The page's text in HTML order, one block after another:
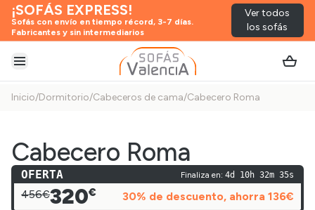
¡SOFÁS EXPRESS!
Sofás con envío en tiempo récord, 3-7 días.
Fabricantes y sin intermediarios
Ver todos
los sofás
Abrir menú
Inicio/Dormitorio/Cabeceros de cama/Cabecero Roma
Cabecero Roma
OFERTA Finaliza en: 4d 10h 32m 35s
456€320€ 30% de descuento, ahorra 136€